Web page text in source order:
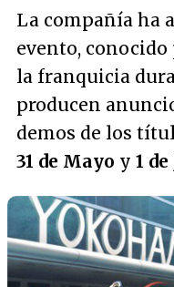
La compañía ha
evento,
la franquicia
producen
demos de los
31 de Mayo y 1